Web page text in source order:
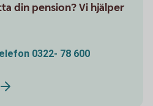
din pension? Vi hjälper
0322- 78 600